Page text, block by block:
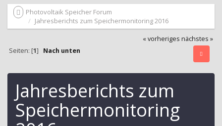
Photovoltaik Speicher Forum
Jahresberichts zum Speichermonitoring 2016
« vorheriges nächstes »
Seiten: [1] Nach unten
Jahresberichts zum
Speichermonitoring